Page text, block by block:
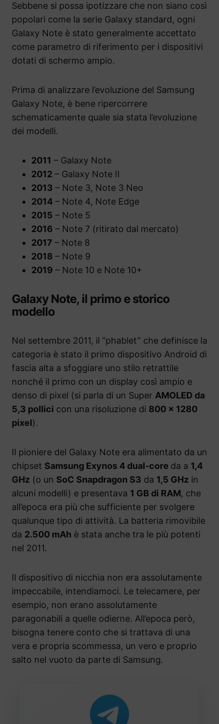
Sebbene si possa ipotizzare che non siano così
popolari come la serie Galaxy standard, ogni
Galaxy Note è stato generalmente accettato
come parametro di riferimento per i dispositivi
dotati di schermo ampio.
Prima di analizzare l’evoluzione del Samsung
Galaxy Note, è bene ripercorrere
schematicamente quale sia stata l’evoluzione
dei modelli.
2011 – Galaxy Note
2012 – Galaxy Note II
2013 – Note 3, Note 3 Neo
2014 – Note 4, Note Edge
2015 – Note 5
2016 – Note 7 (ritirato dal mercato)
2017 – Note 8
2018 – Note 9
2019 – Note 10 e Note 10+
Galaxy Note, il primo e storico
modello
Nel settembre 2011, il “phablet” che definisce la
categoria è stato il primo dispositivo Android di
fascia alta a sfoggiare uno stilo retrattile
nonché il primo con un display così ampio e
denso di pixel (si parla di un Super AMOLED da
5,3 pollici con una risoluzione di 800 x 1280
pixel).
Il pioniere del Galaxy Note era alimentato da un
chipset Samsung Exynos 4 dual-core da a 1,4
GHz (o un SoC Snapdragon S3 da 1,5 GHz in
alcuni modelli) e presentava 1 GB di RAM, che
all’epoca era più che sufficiente per svolgere
qualunque tipo di attività. La batteria rimovibile
da 2.500 mAh è stata anche tra le più potenti
nel 2011.
Il dispositivo di nicchia non era assolutamente
impeccabile, intendiamoci. Le telecamere, per
esempio, non erano assolutamente
paragonabili a quelle odierne. All’epoca però,
bisogna tenere conto che si trattava di una
vera e propria scommessa, un vero e proprio
salto nel vuoto da parte di Samsung.